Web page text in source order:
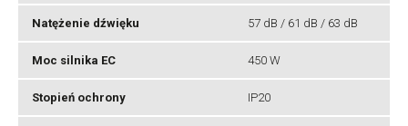
Natężenie dźwięku 57 dB / 61 dB / 63 dB
Moc silnika EC 450 W
Stopień ochrony IP20